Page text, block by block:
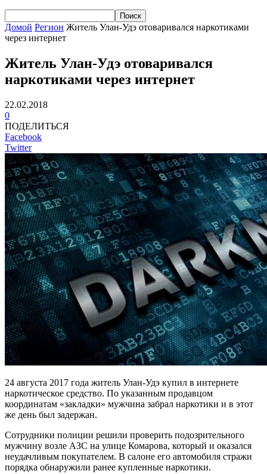
Домой Регион Житель Улан-Удэ отоваривался наркотиками
через интернет
Житель Улан-Удэ отоваривался
наркотиками через интернет
22.02.2018
0
ПОДЕЛИТЬСЯ
Facebook
Twitter
24 августа 2017 года житель Улан-Удэ купил в интернете
наркотическое средство. По указанным продавцом
координатам «закладки» мужчина забрал наркотики и в этот
же день был задержан.
Сотрудники полиции решили проверить подозрительного
мужчину возле АЗС на улице Комарова, который и оказался
неудачливым покупателем. В салоне его автомобиля стражи
порядка обнаружили ранее купленные наркотики.